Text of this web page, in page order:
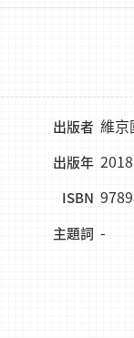
出版者 維京
出版年 2018
ISBN
主題詞 -